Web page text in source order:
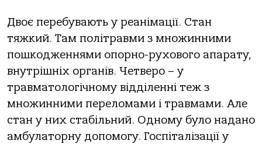
Двоє перебувають у реанімації. Стан
тяжкий. Там політравми з множинними
пошкодженнями опорно-рухового апарату,
внутрішніх органів. Четверо – у
травматологічному відділенні теж з
множинними переломами і травмами. Але
стан у них стабільний. Одному було надано
амбулаторну допомогу. Госпіталізації у